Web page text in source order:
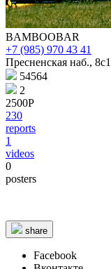
BAMBOOBAR
+7 (985) 970 43 41
Пресненская наб., 8с1
54564
2
2500Р
230
reports
1
videos
0
posters
© 1987–2026 HERE |
share
Facebook